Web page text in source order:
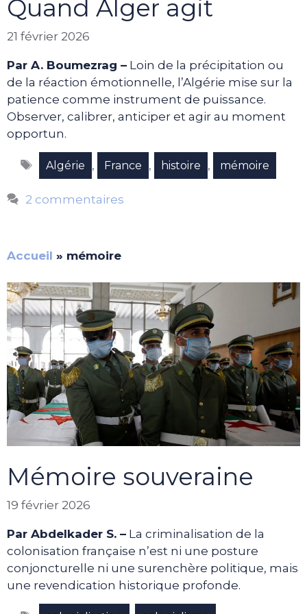
Quand Alger agit
21 février 2026
Par A. Boumezrag – Loin de la précipitation ou
de la réaction émotionnelle, l’Algérie mise sur la
patience comme instrument de puissance.
Observer, calibrer, anticiper et agir au moment
opportun.
Étiquettes
Algérie , France , histoire , mémoire
2 commentaires
Accueil » mémoire
Mémoire souveraine
19 février 2026
Par Abdelkader S. – La criminalisation de la
colonisation française n’est ni une posture
conjoncturelle ni une surenchère politique, mais
une revendication historique profonde.